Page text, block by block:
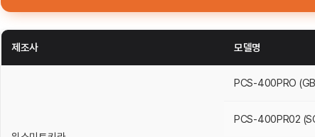
제조사 모델명
PCS-400PRO
PCS-400PR02